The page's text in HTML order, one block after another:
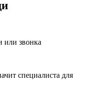
или звонка
специалиста для